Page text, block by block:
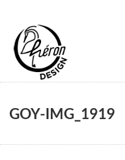
GOY-IMG_1919